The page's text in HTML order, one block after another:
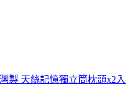
製 天絲記憶獨立筒枕頭x2入